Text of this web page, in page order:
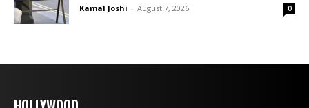
Kamal Joshi - August 7, 2026 0